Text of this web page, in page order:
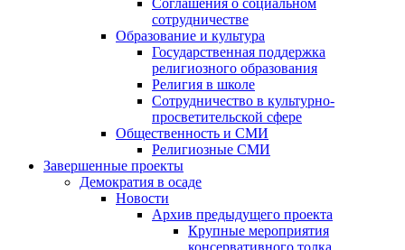
Соглашения о социальном
сотрудничестве
Образование и культура
Государственная поддержка
религиозного образования
Религия в школе
Сотрудничество в культурно-
просветительской сфере
Общественность и СМИ
Религиозные СМИ
Завершенные проекты
Демократия в осаде
Новости
Архив предыдущего проекта
Крупные мероприятия
консервативного толка